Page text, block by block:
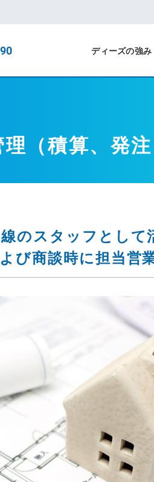
ディーズの強み
（積算、発注
のスタッフとして
び商談時に担当営